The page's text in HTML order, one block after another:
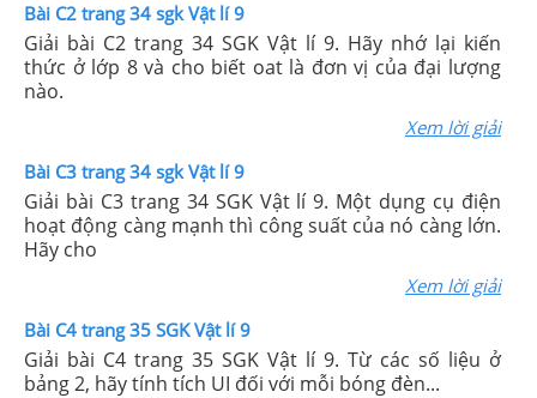
Bài C2 trang 34 sgk Vật lí 9
Giải bài C2 trang 34 SGK Vật lí 9. Hãy nhớ lại kiến
thức ở lớp 8 và cho biết oat là đơn vị của đại lượng
nào.
Xem lời giải
Bài C3 trang 34 sgk Vật lí 9
Giải bài C3 trang 34 SGK Vật lí 9. Một dụng cụ điện
hoạt động càng mạnh thì công suất của nó càng lớn.
Hãy cho
Xem lời giải
Bài C4 trang 35 SGK Vật lí 9
Giải bài C4 trang 35 SGK Vật lí 9. Từ các số liệu ở
bảng 2, hãy tính tích UI đối với mỗi bóng đèn...